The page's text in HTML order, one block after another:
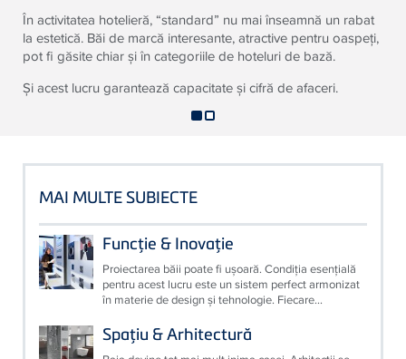
În activitatea hotelieră, “standard” nu mai înseamnă un rabat
la estetică. Băi de marcă interesante, atractive pentru oaspeţi,
pot fi găsite chiar şi în categoriile de hoteluri de bază.
Şi acest lucru garantează capacitate şi cifră de afaceri.
MAI MULTE SUBIECTE
Funcţie & Inovaţie
Proiectarea băii poate fi uşoară. Condiţia esenţială
pentru acest lucru este un sistem perfect armonizat
în materie de design şi tehnologie. Fiecare...
Spaţiu & Arhitectură